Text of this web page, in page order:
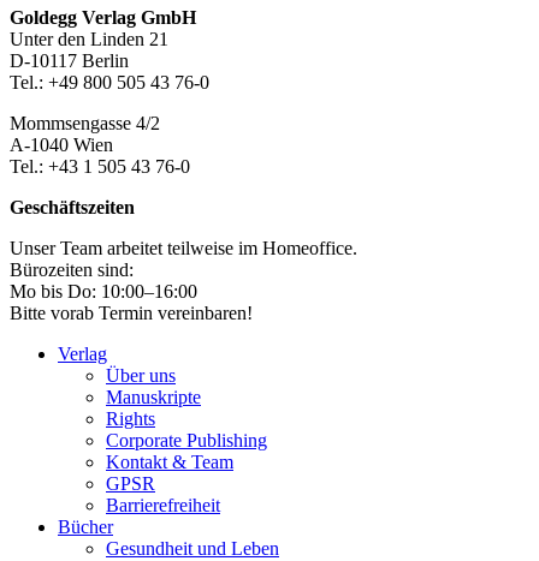
Footer-
Section
Goldegg Verlag GmbH
Unter den Linden 21
D-10117 Berlin
Tel.: +49 800 505 43 76-0
Mommsengasse 4/2
A-1040 Wien
Tel.: +43 1 505 43 76-0
Geschäftszeiten
Unser Team arbeitet teilweise im Homeoffice.
Bürozeiten sind:
Mo bis Do: 10:00–16:00
Bitte vorab Termin vereinbaren!
Verlag
Über uns
Manuskripte
Rights
Corporate Publishing
Kontakt & Team
GPSR
Barrierefreiheit
Bücher
Gesundheit und Leben